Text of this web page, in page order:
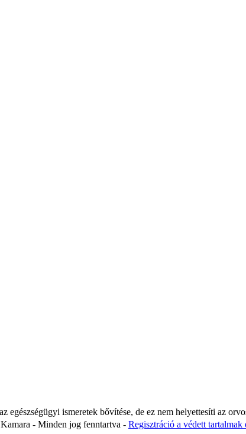
egészségügyi ismeretek bővítése, de ez nem helyettesíti az
- Minden jog fenntartva - Regisztráció a védett